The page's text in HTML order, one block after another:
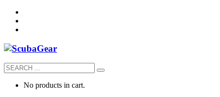
No products in cart.